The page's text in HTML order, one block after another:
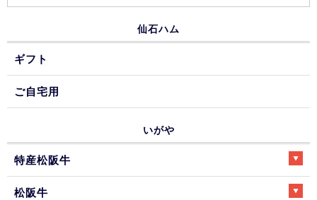
仙石ハム
ギフト
ご自宅用
いがや
特産松阪牛
松阪牛